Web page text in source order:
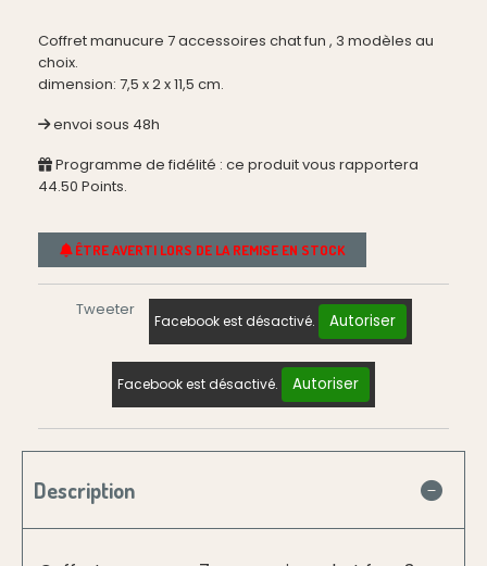
Coffret manucure 7 accessoires chat fun , 3 modèles au
choix.
dimension: 7,5 x 2 x 11,5 cm.
envoi sous 48h
Programme de fidélité : ce produit vous rapportera
44.50 Points.
ÊTRE AVERTI LORS DE LA REMISE EN STOCK
Tweeter
Facebook est désactivé. Autoriser
Facebook est désactivé. Autoriser
Description